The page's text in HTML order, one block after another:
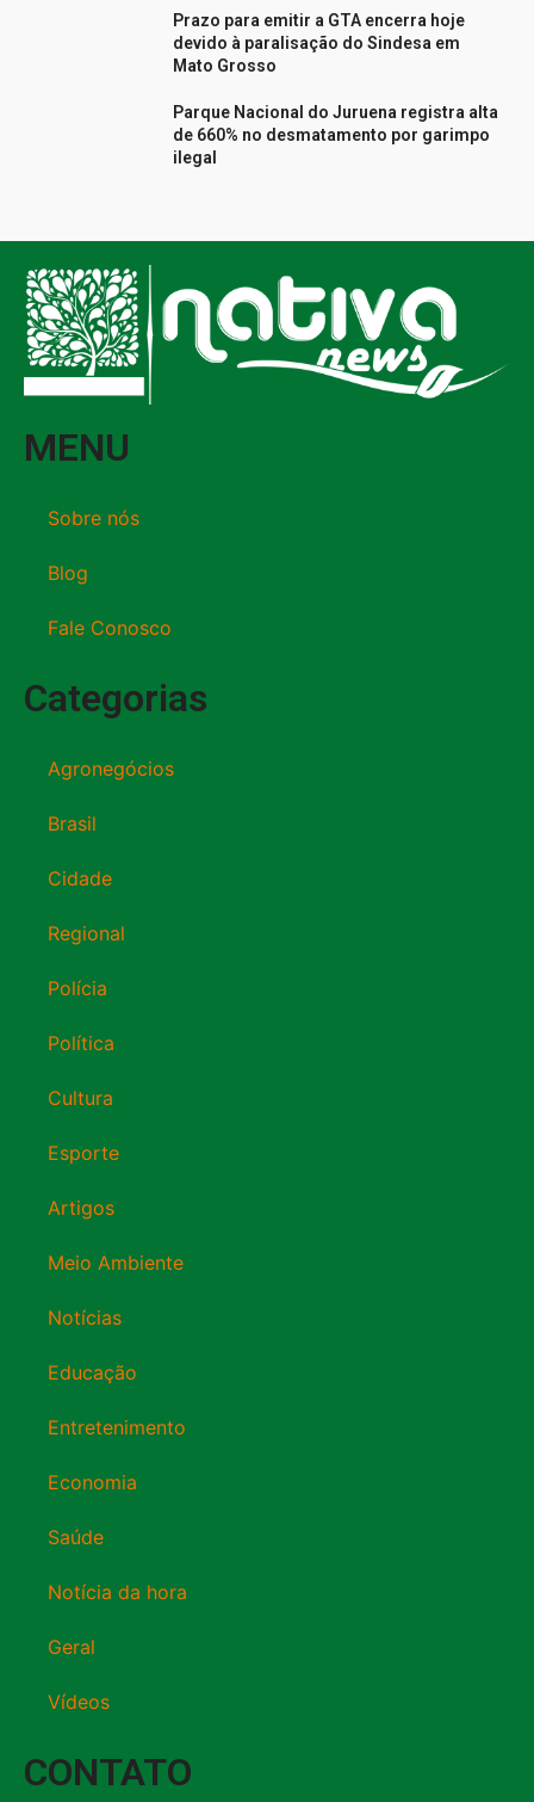
Prazo para emitir a GTA encerra hoje
devido à paralisação do Sindesa em
Mato Grosso
Parque Nacional do Juruena registra alta
de 660% no desmatamento por garimpo
ilegal
MENU
Sobre nós
Blog
Fale Conosco
Categorias
Agronegócios
Brasil
Cidade
Regional
Polícia
Política
Cultura
Esporte
Artigos
Meio Ambiente
Notícias
Educação
Entretenimento
Economia
Saúde
Notícia da hora
Geral
Vídeos
CONTATO